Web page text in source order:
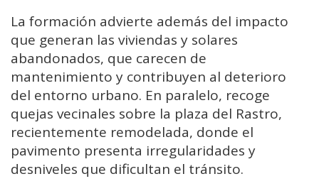
La formación advierte además del impacto
que generan las viviendas y solares
abandonados, que carecen de
mantenimiento y contribuyen al deterioro
del entorno urbano. En paralelo, recoge
quejas vecinales sobre la plaza del Rastro,
recientemente remodelada, donde el
pavimento presenta irregularidades y
desniveles que dificultan el tránsito.